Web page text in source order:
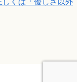
しくは「優しさ以外